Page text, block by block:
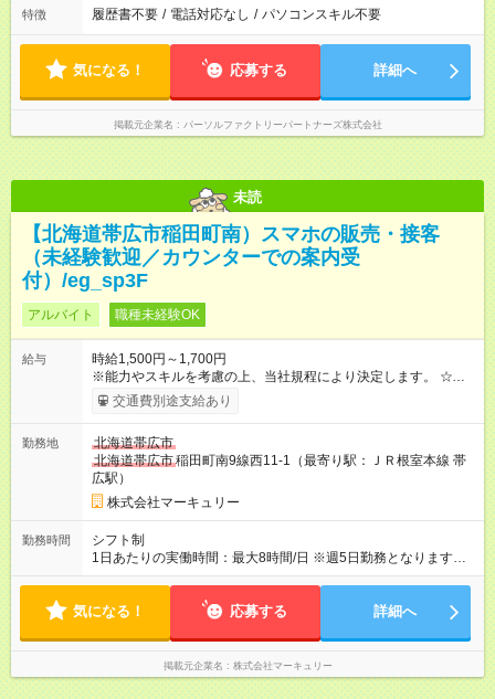
特徴 履歴書不要 / 電話対応なし / パソコンスキル不要
気になる！ 応募する 詳細へ
掲載元企業名 パーソルファクトリーパートナーズ株式会社
未読
【北海道帯広市稲田町南）スマホの販売・接客
（未経験歓迎／カウンターでの案内受
付）/eg_sp3F
アルバイト 職種未経験OK
給与
時給1,500円～1,700円
※能力やスキルを考慮の上、当社規程により決定します。 ☆月
収例 時給1，500円×実働8時間×週5日＝月収240，000円（月4
週換算） 【試用期間】試用期間あり 試用期間の長さ：3ヶ月 雇
交通費別途支給あり
勤務地
北海道帯広市
北海道帯広市稲田町南9線西11-1（最寄り駅：ＪＲ根室本線 帯
広駅）
株式会社マーキュリー
勤務時間
シフト制
1日あたりの実働時間：最大8時間/日 ※週5日勤務となります。
◆残業月平均7.2時間と業界でも少なめ◎ ◆プライベートとの両
気になる！ 応募する 詳細へ
掲載元企業名 株式会社マーキュリー